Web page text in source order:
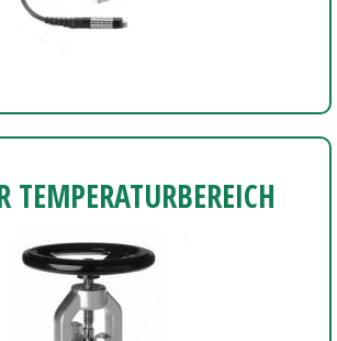
TEMPERATURBEREICH